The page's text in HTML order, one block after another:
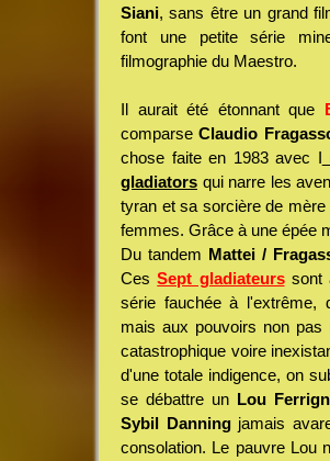
Siani, sans être un grand
font une petite série
filmographie du Maestro.
Il aurait été étonnant que
comparseClaudio
chose faite en 1983 avec I
gladiators qui narre les
tyran et sa sorcière de
femmes. Grâce à une épée
Du tandem Mattei /
CesSept gladiateurs sont
série fauchée à l'extrême,
mais aux pouvoirs non
catastrophique voire
d'une totale indigence, on
se débattre un Lou
Sybil Danningjamais
consolation. Le pauvre Lou